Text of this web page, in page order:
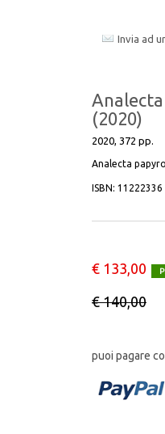
CORPUS
UMANISTICI
DRP
Invia ad
(2020)
2020, 372 pp.
Analecta
ISBN: 11222336
€ 133,00
€ 140,00
puoi pagare